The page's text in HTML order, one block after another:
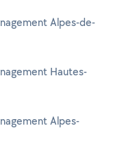
Alpes-de-
Hautes-
Alpes-